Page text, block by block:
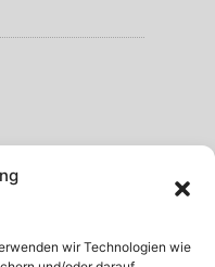
wir Technologien wie